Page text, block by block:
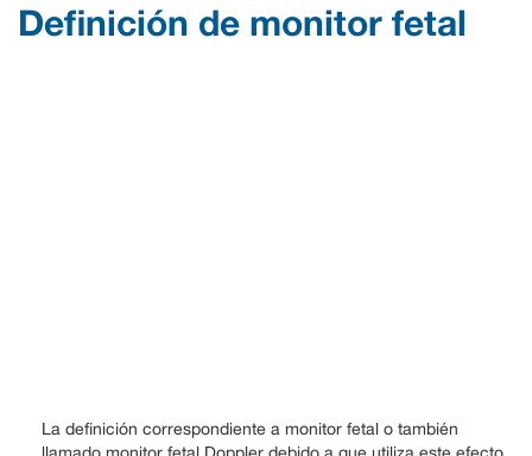
Definición de monitor fetal
La definición correspondiente a monitor fetal o también